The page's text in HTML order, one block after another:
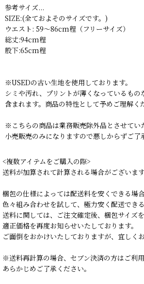
参考サイズ...
SIZE:(全ておよそのサイズです。)
ウエスト: 59〜86cm程（フリーサイズ）
総丈:94cm程
股下:65cm程
※USEDの古い生地を使用しております。
シミや汚れ、プリントが薄くなっているもの
含まれます。商品の特性として予めご理解く
※こちらの商品は業務販売除外品とさせてい
小売販売のみになりますので悪しからずご了
<複数アイテムをご購入の際>
送料が加算されて計算される場合がございます
梱包の仕様によっては配送料を安くできる場合
色々組み合わせを試して、極力安く配送でき
送料に関しては、ご注文確定後、梱包サイズ
適正価格を再度お知らせいたしております。
ご面倒をおかけいたしておりますが、宜しく
※送料再計算の場合、セブン決済の方はご利
あらかじめご了承ください。